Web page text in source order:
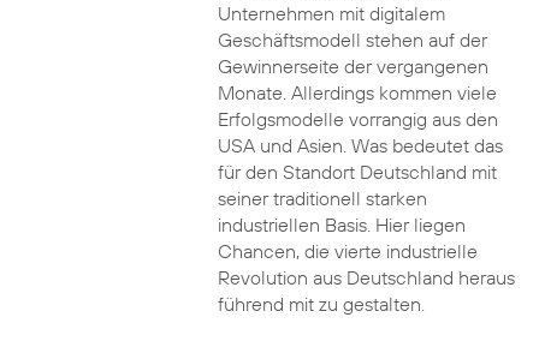
Unternehmen mit digitalem
Geschäftsmodell stehen auf der
Gewinnerseite der vergangenen
Monate. Allerdings kommen viele
Erfolgsmodelle vorrangig aus den
USA und Asien. Was bedeutet das
für den Standort Deutschland mit
seiner traditionell starken
industriellen Basis. Hier liegen
Chancen, die vierte industrielle
Revolution aus Deutschland heraus
führend mit zu gestalten.